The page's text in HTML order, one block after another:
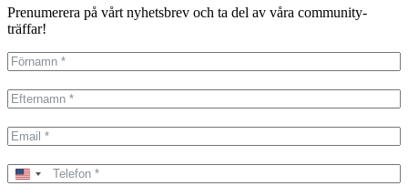
Prenumerera på vårt nyhetsbrev och ta del av våra community-
träffar!
United